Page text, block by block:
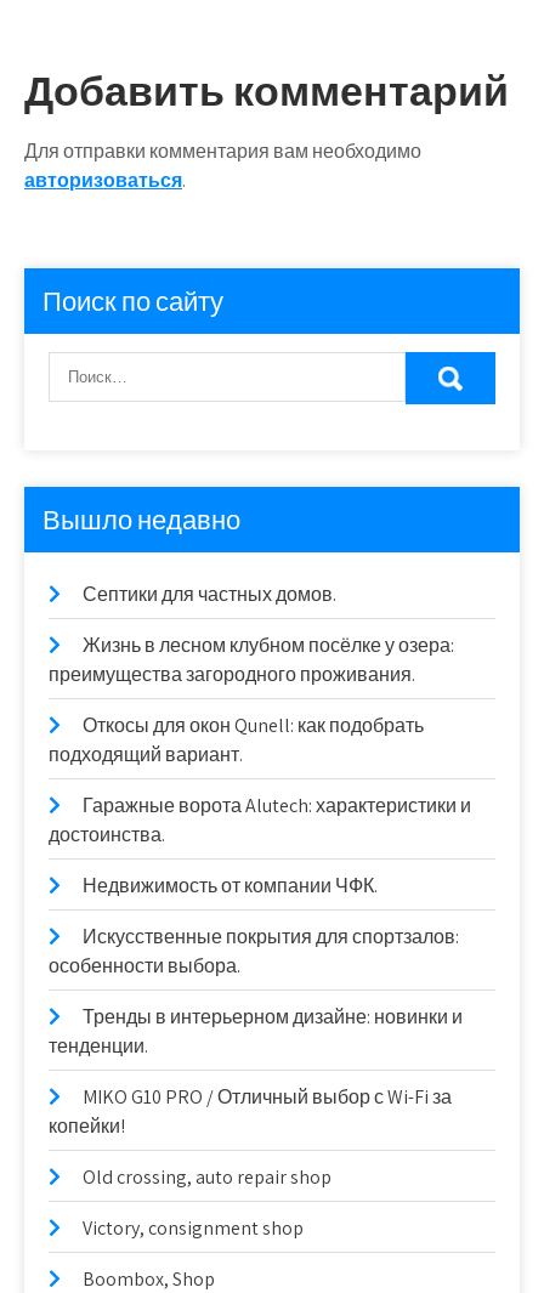
Добавить комментарий
Для отправки комментария вам необходимо
авторизоваться.
Поиск по сайту
Вышло недавно
Септики для частных домов.
Жизнь в лесном клубном посёлке у озера:
преимущества загородного проживания.
Откосы для окон Qunell: как подобрать
подходящий вариант.
Гаражные ворота Alutech: характеристики и
достоинства.
Недвижимость от компании ЧФК.
Искусственные покрытия для спортзалов:
особенности выбора.
Тренды в интерьерном дизайне: новинки и
тенденции.
MIKO G10 PRO / Отличный выбор с Wi-Fi за
копейки!
Old crossing, auto repair shop
Victory, consignment shop
Boombox, Shop